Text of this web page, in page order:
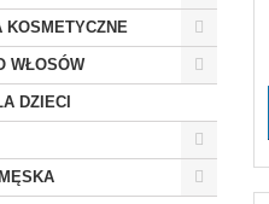
KOSMETYCZNE
WŁOSÓW
DZIECI